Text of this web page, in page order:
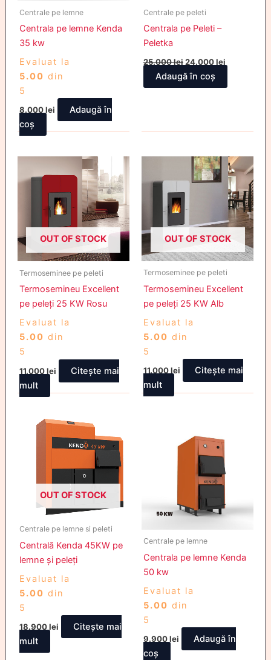
Centrale pe lemne
Centrala pe lemne Kenda
35 kw
Evaluat la
5.00 din
5
8.000lei
Adaugă în
coș
Centrale pe peleti
Centrala pe Peleti –
Peletka
25.000lei24.000lei
Adaugă în coș
OUT OF STOCK
Termoseminee pe peleti
Termosemineu Excellent
pe peleți 25 KW Rosu
Evaluat la
5.00 din
5
11.000lei
Citește mai
mult
OUT OF STOCK
Termoseminee pe peleti
Termosemineu Excellent
pe peleți 25 KW Alb
Evaluat la
5.00 din
5
11.000lei
Citește mai
mult
OUT OF STOCK
Centrale pe lemne si peleti
Centrală Kenda 45KW pe
lemne și peleți
Evaluat la
5.00 din
5
18.900lei
Citește mai
mult
Centrale pe lemne
Centrala pe lemne Kenda
50 kw
Evaluat la
5.00 din
5
9.900lei
Adaugă în
coș